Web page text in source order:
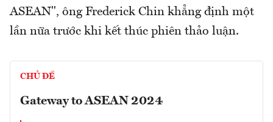
ASEAN", ông Frederick Chin khẳng định một
lần nữa trước khi kết thúc phiên thảo luận.
CHỦ ĐỀ
Gateway to ASEAN 2024